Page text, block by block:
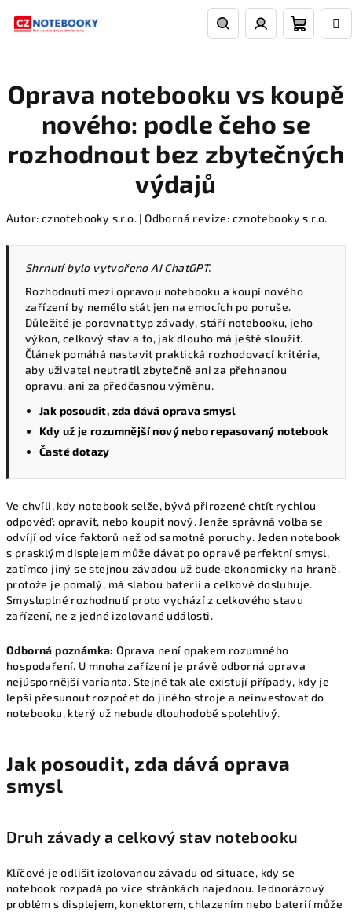
košík
Oprava notebooku vs koupě
nového: podle čeho se
rozhodnout bez zbytečných
výdajů
Autor: cznotebooky s.r.o. | Odborná revize: cznotebooky s.r.o.
Shrnutí bylo vytvořeno AI ChatGPT.
Rozhodnutí mezi opravou notebooku a koupí nového
zařízení by nemělo stát jen na emocích po poruše.
Důležité je porovnat typ závady, stáří notebooku, jeho
výkon, celkový stav a to, jak dlouho má ještě sloužit.
Článek pomáhá nastavit praktická rozhodovací kritéria,
aby uživatel neutratil zbytečně ani za přehnanou
opravu, ani za předčasnou výměnu.
Jak posoudit, zda dává oprava smysl
Kdy už je rozumnější nový nebo repasovaný notebook
Časté dotazy
Ve chvíli, kdy notebook selže, bývá přirozené chtít rychlou
odpověď: opravit, nebo koupit nový. Jenže správná volba se
odvíjí od více faktorů než od samotné poruchy. Jeden notebook
s prasklým displejem může dávat po opravě perfektní smysl,
zatímco jiný se stejnou závadou už bude ekonomicky na hraně,
protože je pomalý, má slabou baterii a celkově dosluhuje.
Smysluplné rozhodnutí proto vychází z celkového stavu
zařízení, ne z jedné izolované události.
Odborná poznámka: Oprava není opakem rozumného
hospodaření. U mnoha zařízení je právě odborná oprava
nejúspornější varianta. Stejně tak ale existují případy, kdy je
lepší přesunout rozpočet do jiného stroje a neinvestovat do
notebooku, který už nebude dlouhodobě spolehlivý.
Jak posoudit, zda dává oprava
smysl
Druh závady a celkový stav notebooku
Klíčové je odlišit izolovanou závadu od situace, kdy se
notebook rozpadá po více stránkách najednou. Jednorázový
problém s displejem, konektorem, chlazením nebo baterií může